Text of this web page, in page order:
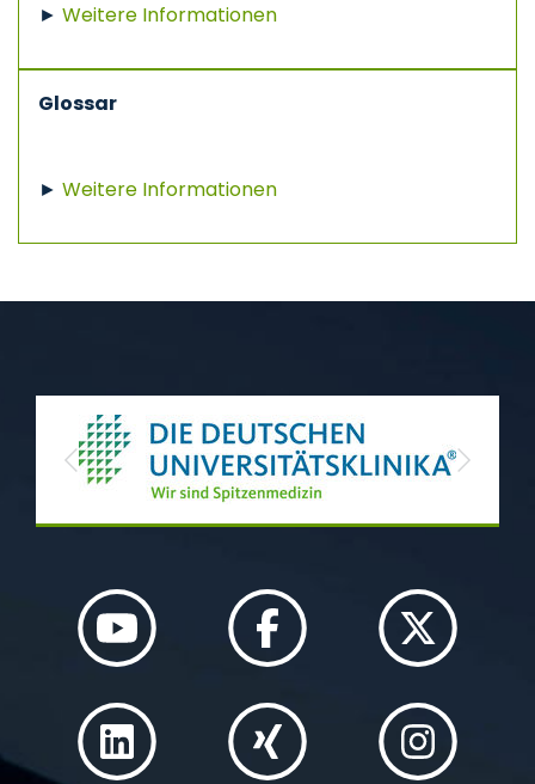
► Weitere Informationen
Glossar
► Weitere Informationen
Previous Next